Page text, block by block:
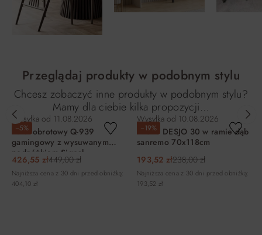
Przeglądaj produkty w podobnym stylu
Chcesz zobaczyć inne produkty w podobnym stylu?
Mamy dla ciebie kilka propozycji…
−5%
Wysyłka od 11.08.2026
Fotel obrotowy Q-939
gamingowy z wysuwanym
podnóżkiem Signal
426,55 zł449,00 zł
Najniższa cena z 30 dni przed obniżką:
404,10 zł
−19%
Wysyłka od 10.08.2026
Lustro DESJO 30 w ramie dąb
sanremo 70x118cm
193,52 zł238,00 zł
Najniższa cena z 30 dni przed obniżką:
193,52 zł